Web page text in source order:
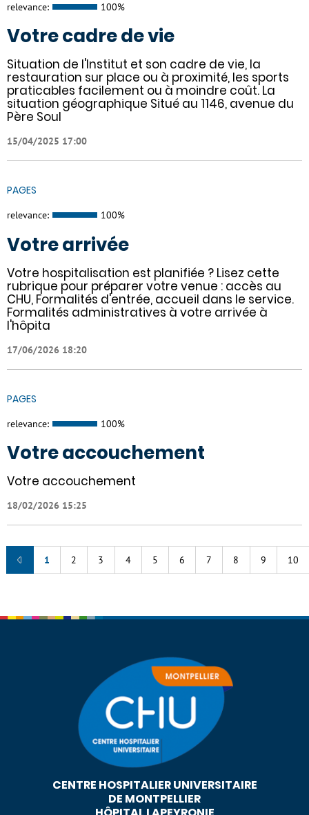
relevance: 100%
Votre cadre de vie
Situation de l'Institut et son cadre de vie, la
restauration sur place ou à proximité, les sports
praticables facilement ou à moindre coût. La
situation géographique Situé au 1146, avenue du
Père Soul
15/04/2025 17:00
PAGES
relevance: 100%
Votre arrivée
Votre hospitalisation est planifiée ? Lisez cette
rubrique pour préparer votre venue : accès au
CHU, Formalités d'entrée, accueil dans le service.
Formalités administratives à votre arrivée à
l'hôpita
17/06/2026 18:20
PAGES
relevance: 100%
Votre accouchement
Votre accouchement
18/02/2026 15:25
1 2 3 4 5 6 7 8 9 10
CENTRE HOSPITALIER UNIVERSITAIRE
DE MONTPELLIER